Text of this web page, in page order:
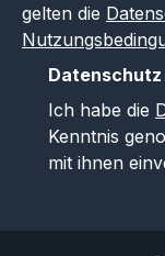
gelten die
Datenschutz
Ich habe die
Kenntnis
mit ihnen